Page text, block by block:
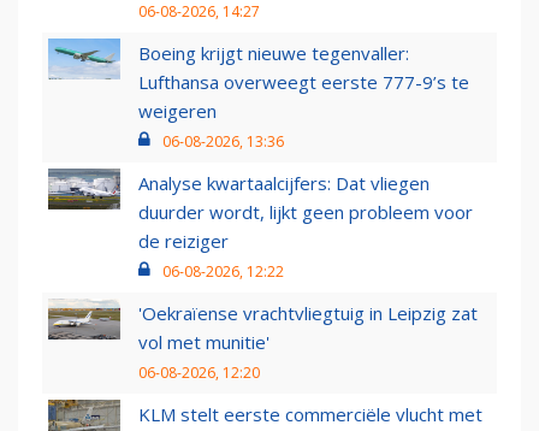
06-08-2026, 14:27
Boeing krijgt nieuwe tegenvaller:
Lufthansa overweegt eerste 777-9’s te
weigeren
06-08-2026, 13:36
Analyse kwartaalcijfers: Dat vliegen
duurder wordt, lijkt geen probleem voor
de reiziger
06-08-2026, 12:22
'Oekraïense vrachtvliegtuig in Leipzig zat
vol met munitie'
06-08-2026, 12:20
KLM stelt eerste commerciële vlucht met